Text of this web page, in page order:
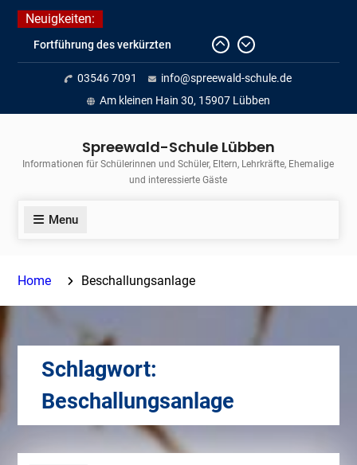
Skip
content
Neuigkeiten:
Fortführung des verkürzten
Unterrichts aufgrund der hohen
Temperaturen (22.06. bis
voraussichtlich zum 26.06.2026)
Journalismus hautnah
Insellauf 2026
03546 7091
info@spreewald-schule.de
Am kleinen Hain 30, 15907 Lübben
Spreewald-Schule Lübben
Informationen für Schülerinnen und Schüler, Eltern, Lehrkräfte, Ehemalige
und interessierte Gäste
Menu
Home Beschallungsanlage
Schlagwort:
Beschallungsanlage